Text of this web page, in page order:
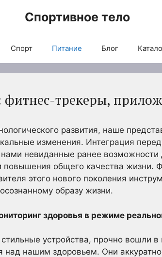
Спортивное тело
Спорт Питание Блог
фитнес-трекеры,
развития, наше
изменения. Интеграция
невиданные ранее возможности
повышения общего качества жизни.
этого нового поколения
образу жизни.
здоровья в режиме
устройства, прочно вошли
над нашим здоровьем. Они